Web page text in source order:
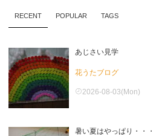
RECENT POPULAR TAGS
あじさい見学
花うたブログ
2026-08-03(Mon)
暑い夏はやっぱり・・・